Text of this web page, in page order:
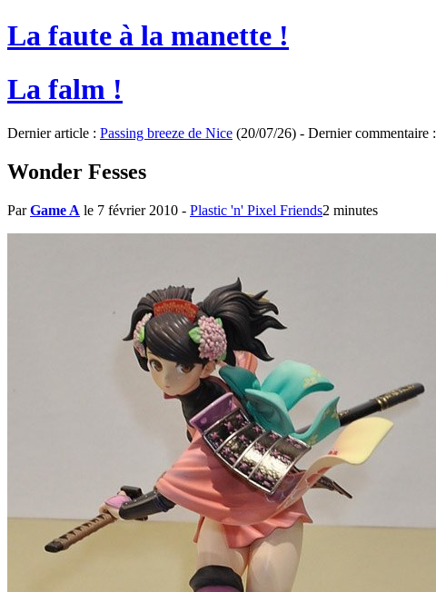
La faute à la manette !
La falm !
Dernier article : Passing breeze de Nice (20/07/26) - Dernier commentaire :
Wonder Fesses
ParGame A le 7 février 2010 - Plastic 'n' Pixel Friends2 minutes